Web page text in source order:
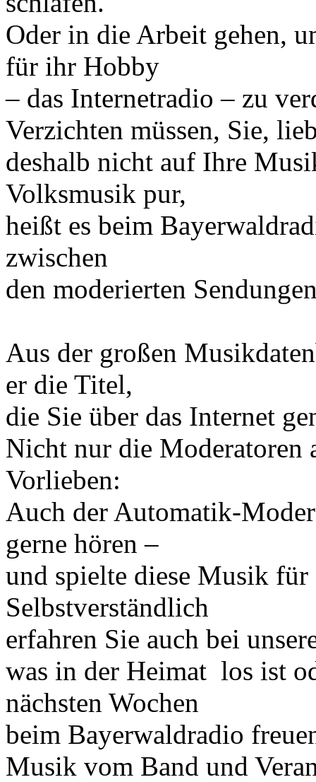
Oder in die Arbeit gehen,
für ihr Hobby
– das Internetradio – zu
Verzichten müssen, Sie,
deshalb nicht auf Ihre
Volksmusik pur,
heißt es beim
zwischen
den moderierten
Aus der großen
er die Titel,
die Sie über das Internet
Nicht nur die Moderatoren
Vorlieben:
Auch der Automatik-
gerne hören –
und spielte diese Musik für
Selbstverständlich
erfahren Sie auch bei
was in der Heimat los ist
nächsten Wochen
beim Bayerwaldradio
Musik vom Band und